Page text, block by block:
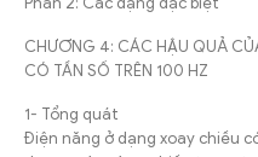
CHƯƠNG 4: CÁC HẬU QUẢ
CÓ TẦN SỐ TRÊN 100 HZ
1- Tổng quát
Điện năng ở dạng xoay chiều